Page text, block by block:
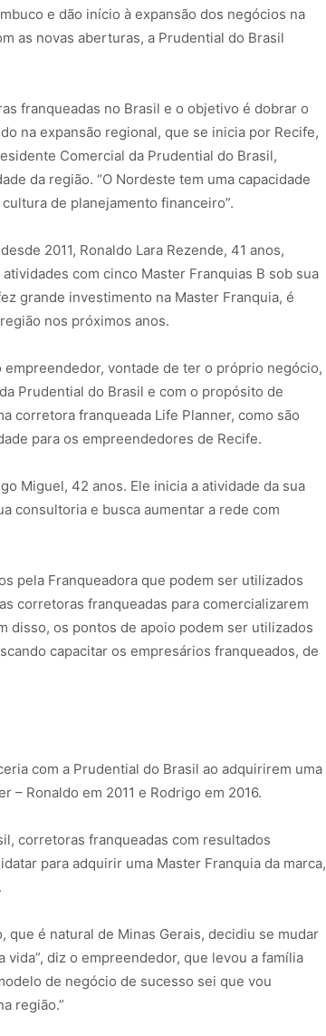
e dão início à expansão dos negócios na
as novas aberturas, a Prudential do Brasil
franqueadas no Brasil e o objetivo é dobrar o
na expansão regional, que se inicia por Recife,
Comercial da Prudential do Brasil,
da região. “O Nordeste tem uma capacidade
de planejamento financeiro”.
2011, Ronaldo Lara Rezende, 41 anos,
com cinco Master Franquias B sob sua
grande investimento na Master Franquia, é
nos próximos anos.
vontade de ter o próprio negócio,
Prudential do Brasil e com o propósito de
corretora franqueada Life Planner, como são
para os empreendedores de Recife.
Miguel, 42 anos. Ele inicia a atividade da sua
consultoria e busca aumentar a rede com
pela Franqueadora que podem ser utilizados
corretoras franqueadas para comercializarem
disso, os pontos de apoio podem ser utilizados
capacitar os empresários franqueados, de
com a Prudential do Brasil ao adquirirem uma
– Ronaldo em 2011 e Rodrigo em 2016.
corretoras franqueadas com resultados
para adquirir uma Master Franquia da marca,
que é natural de Minas Gerais, decidiu se mudar
vida”, diz o empreendedor, que levou a família
de negócio de sucesso sei que vou
região.”